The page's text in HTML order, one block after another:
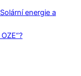
energie a